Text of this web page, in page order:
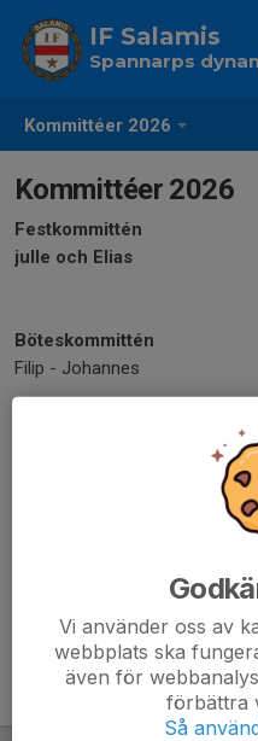
Kommittéer 2026
IF Salamis
Spannarps
Kommittéer 2026
Festkommittén
julle och Elias
Böteskommittén
Filip - Johannes
Copyright by IF Salamis. All
Vi använder oss av
webbplats ska
även för
förbättra
Så